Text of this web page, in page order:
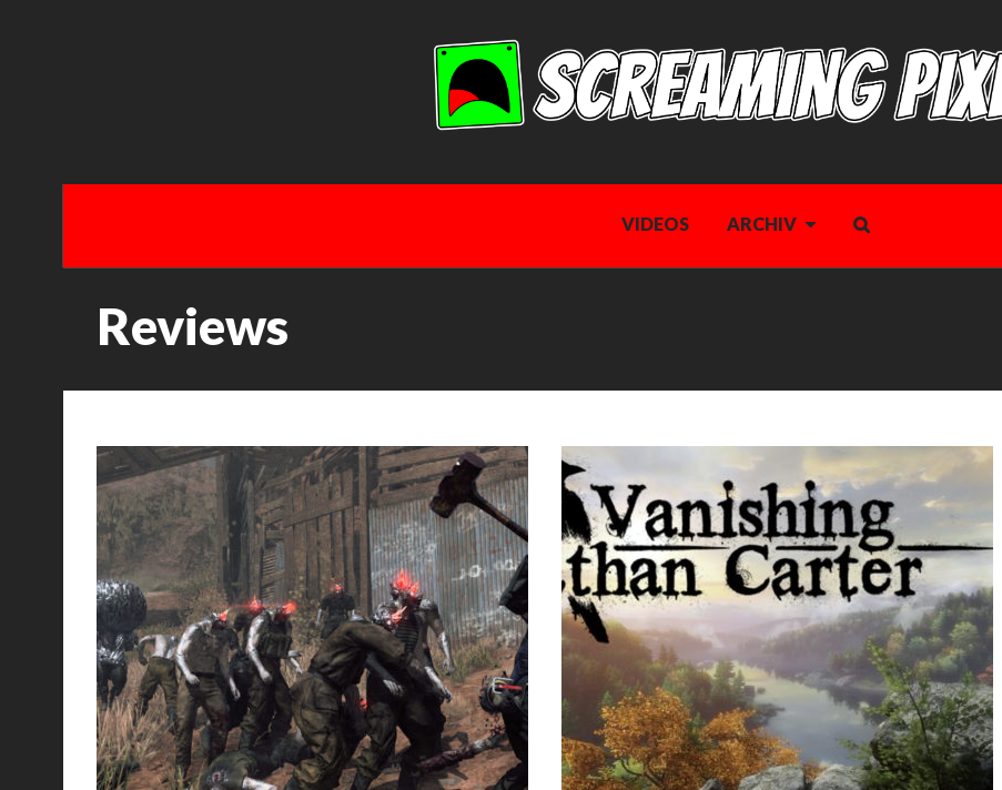
VIDEOS ARCHIV
Reviews